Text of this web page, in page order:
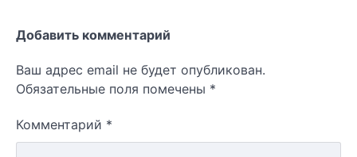
Добавить комментарий
Ваш адрес email не будет опубликован.
Обязательные поля помечены *
Комментарий *